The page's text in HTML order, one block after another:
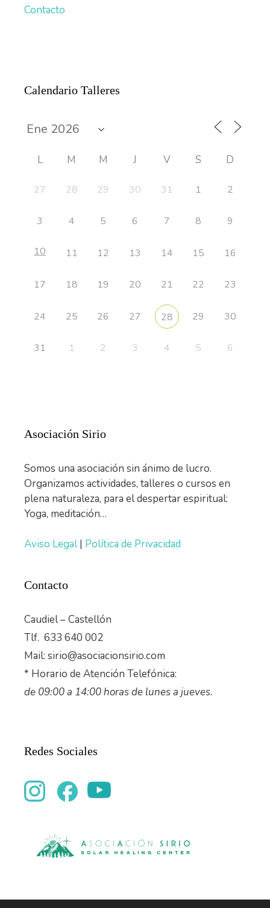
Contacto
Calendario Talleres
L M M J V S D
27 28 29 30 31 1 2
3 4 5 6 7 8 9
10 11 12 13 14 15 16
17 18 19 20 21 22 23
24 25 26 27 28 29 30
31 1 2 3 4 5 6
Asociación Sirio
Somos una asociación sin ánimo de lucro.
Organizamos actividades, talleres o cursos en
plena naturaleza, para el despertar espiritual:
Yoga, meditación…
Aviso Legal| Política de Privacidad
Contacto
Caudiel – Castellón
Tlf. 633 640 002
Mail: sirio@asociacionsirio.com
* Horario de Atención Telefónica:
de 09:00 a 14:00 horas de lunes a jueves.
Redes Sociales